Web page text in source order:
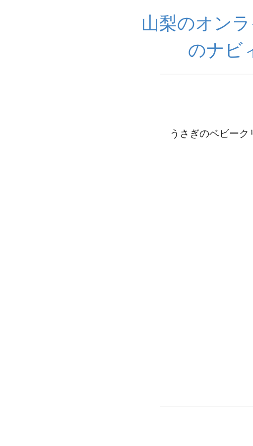
山梨のオン
のナビ
うさぎのベビー